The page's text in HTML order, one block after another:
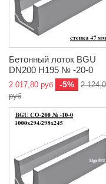
Бетонный лоток BGU
DN200 H195 № -20-0
2 017,80 руб -5%
2
руб